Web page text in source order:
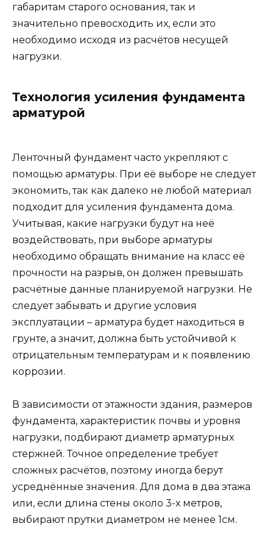
габаритам старого основания, так и
значительно превосходить их, если это
необходимо исходя из расчётов несущей
нагрузки.
Технология усиления фундамента
арматурой
Ленточный фундамент часто укрепляют с
помощью арматуры. При её выборе не следует
экономить, так как далеко не любой материал
подходит для усиления фундамента дома.
Учитывая, какие нагрузки будут на неё
воздействовать, при выборе арматуры
необходимо обращать внимание на класс её
прочности на разрыв, он должен превышать
расчётные данные планируемой нагрузки. Не
следует забывать и другие условия
эксплуатации – арматура будет находиться в
грунте, а значит, должна быть устойчивой к
отрицательным температурам и к появлению
коррозии.
В зависимости от этажности здания, размеров
фундамента, характеристик почвы и уровня
нагрузки, подбирают диаметр арматурных
стержней. Точное определение требует
сложных расчётов, поэтому иногда берут
усреднённые значения. Для дома в два этажа
или, если длина стены около 3-х метров,
выбирают прутки диаметром не менее 1см.